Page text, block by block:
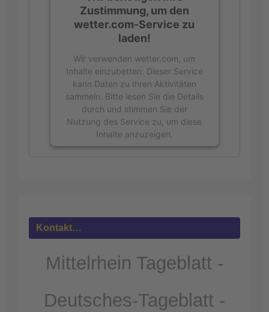
Zustimmung, um den
wetter.com-Service zu
laden!
Wir verwenden wetter.com, um
Inhalte einzubetten. Dieser Service
kann Daten zu Ihren Aktivitäten
sammeln. Bitte lesen Sie die Details
durch und stimmen Sie der
Nutzung des Service zu, um diese
Inhalte anzuzeigen.
powered byUsercentrics Consent
Management Platform
Kontakt…
Mittelrhein Tageblatt -
Deutsches-Tageblatt -